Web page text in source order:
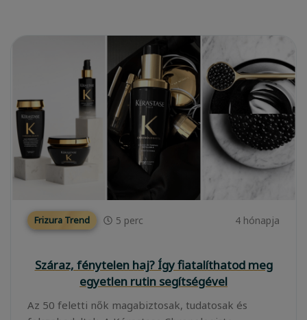
Frizura Trend 5 perc 4 hónapja
Száraz, fénytelen haj? Így fiatalíthatod meg
egyetlen rutin segítségével
Az 50 feletti nők magabiztosak, tudatosak és